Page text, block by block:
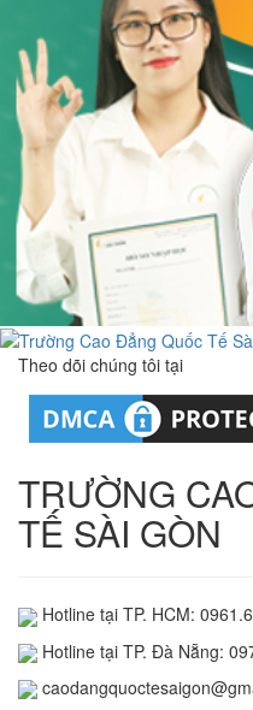
Theo dõi chúng tôi tại
TRƯỜNG
TẾ SÀI GÒN
Hotline tại TP. HCM:
Hotline tại TP. Đà Nẵng: